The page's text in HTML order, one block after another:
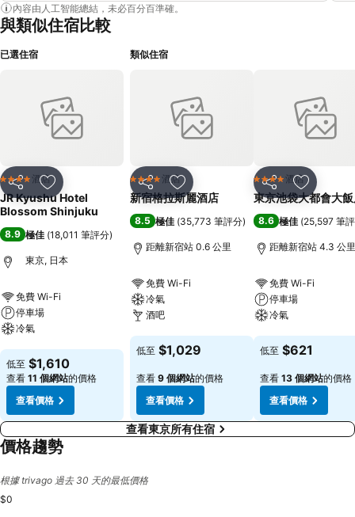
內容由人工智能總結，未必百分百準確。
與類似住宿比較
已選住宿
分享 放到收藏夾
4 星級 酒店
JR Kyushu Hotel
Blossom Shinjuku
8.9 極佳 (18,011 筆評分)
東京, 日本
免費 Wi-Fi
停車場
冷氣
查看價格
低至 $1,610
查看 11 個網站的價格
查看價格
類似住宿
分享 放到收藏夾
4 星級 酒店
新宿格拉斯麗酒店
8.5 極佳 (35,773 筆評分)
距離新宿站 0.6 公里
免費 Wi-Fi
冷氣
酒吧
查看價格
低至 $1,029
查看 9 個網站的價格
查看價格
分享 放到收藏
4 星級 酒店
東京池袋大都會大
8.6 極佳 (25,597 筆
距離新宿站 4.3 公里
免費 Wi-Fi
停車場
冷氣
查看價格
低至 $621
查看 13 個網站的價格
查看價格
查看東京所有住宿
價格趨勢
根據 trivago 過去 30 天的最低價格
$0